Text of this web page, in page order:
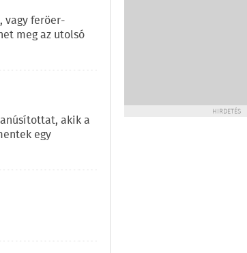
vagy feröer-
meg az utolsó
akik a
egy
HIRDETÉS